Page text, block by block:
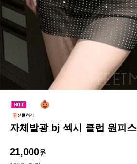
자체발광 bj 섹시 클럽 원피스
21,000원